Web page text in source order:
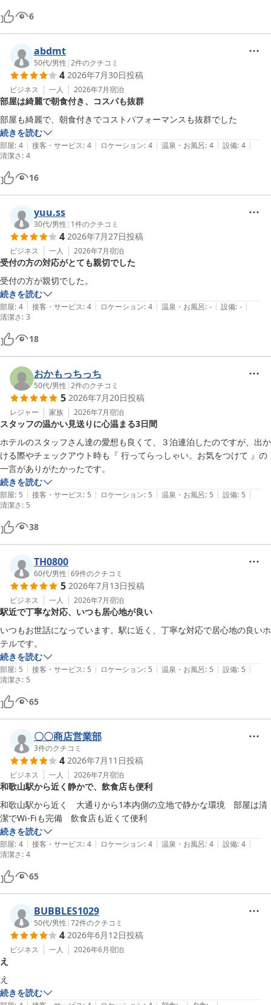
6
abdmt
50代/男性 |2件のクチコミ
4 2026年7月30日投稿
ビジネス 一人 2026年7月宿泊
部屋は綺麗で朝食付き、コスパも抜群
部屋も綺麗で、朝食付きでコストパフォーマンスも抜群でした
続きを読む
部屋: 4 | 接客・サービス: 4 | ロケーション: 4 | 温泉・お風呂: 4 | 設備: 4 |
清潔さ: 4
16
yuu.ss
30代/男性 | 1件のクチコミ
4 2026年7月27日投稿
ビジネス 一人 2026年7月宿泊
受付の方の対応がとても親切でした
受付の方が親切でした。
続きを読む
部屋: 4 | 接客・サービス: 4 | ロケーション: 4 | 温泉・お風呂: - | 設備: - |
清潔さ: 3
18
おかもっちっち
50代/男性 |2件のクチコミ
5 2026年7月20日投稿
レジャー 家族 2026年7月宿泊
スタッフの温かい見送りに心温まる3日間
ホテルのスタッフさん達の愛想も良くて、３泊連泊したのですが、出か
ける際やチェックアウト時も『 行ってらっしゃい。お気をつけて 』の
一言がありがたかったです。
続きを読む
部屋: 5 | 接客・サービス: 5 | ロケーション: 5 | 温泉・お風呂: 5 | 設備: 5 |
清潔さ: 5
38
TH0800
60代/男性 |69件のクチコミ
5 2026年7月13日投稿
ビジネス 一人 2026年7月宿泊
駅近で丁寧な対応、いつも居心地が良い
いつもお世話になっています。駅に近く、丁寧な対応で居心地の良いホ
テルです。
続きを読む
部屋: 5 | 接客・サービス: 5 | ロケーション: 5 | 温泉・お風呂: 5 | 設備: 5 |
清潔さ: 5
65
〇〇商店営業部
3件のクチコミ
4 2026年7月11日投稿
ビジネス 一人 2026年7月宿泊
和歌山駅から近く静かで、飲食店も便利
和歌山駅から近く　大通りから1本内側の立地で静かな環境　部屋は清
潔でWi-Fiも完備　飲食店も近くて便利
続きを読む
部屋: 4 | 接客・サービス: 4 | ロケーション: 4 | 温泉・お風呂: 4 | 設備: 4 |
清潔さ: 4
65
BUBBLES1029
50代/男性 |72件のクチコミ
4 2026年6月12日投稿
ビジネス 一人 2026年6月宿泊
え
え
続きを読む